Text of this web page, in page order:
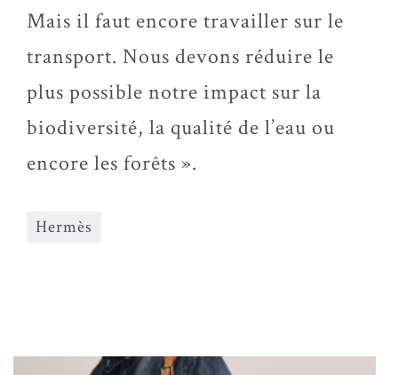
Mais il faut encore travailler sur le
transport. Nous devons réduire le
plus possible notre impact sur la
biodiversité, la qualité de l’eau ou
encore les forêts ».
Hermès